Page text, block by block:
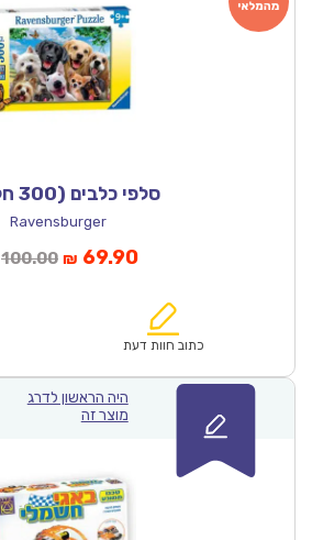
סלפי כלבים (300 חלקים)
Ravensburger
100.00המחיר
₪100.00.
₪ 69.90המחיר
הוא:
כתוב חוות דעת
היה הראשון לדרג
מוצר זה